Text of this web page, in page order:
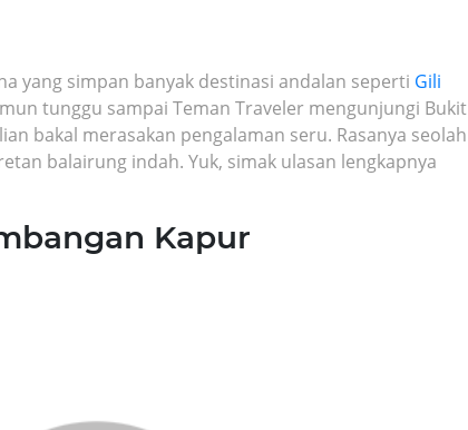
yang simpan banyak destinasi andalan seperti Gili
tunggu sampai Teman Traveler mengunjungi Bukit
bakal merasakan pengalaman seru. Rasanya seolah
balairung indah. Yuk, simak ulasan lengkapnya
Kapur